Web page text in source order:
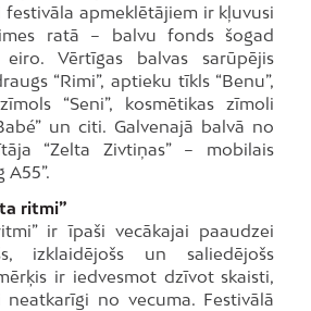
apmeklētājiem ir kļuvusi
ratā – balvu fonds šogad
Vērtīgas balvas sarūpējis
“Rimi”, aptieku tīkls “Benu”,
“Seni”, kosmētikas zīmoli
un citi. Galvenajā balvā no
“Zelta Zivtiņas” – mobilais
A55”.
ritmi”
ir īpaši vecākajai paaudzei
izklaidējošs un saliedējošs
ir iedvesmot dzīvot skaisti,
no vecuma. Festivālā